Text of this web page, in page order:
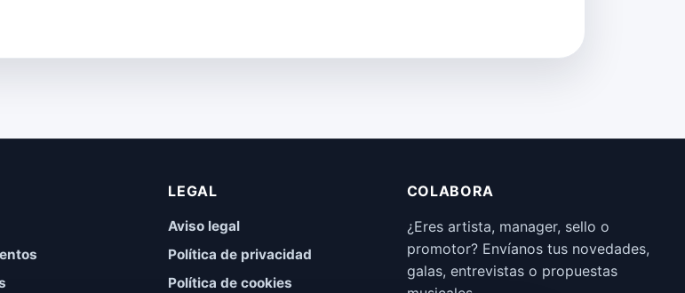
LEGAL
Aviso legal
Política de privacidad
Política de cookies
COLABORA
¿Eres artista, manager, sello o
promotor? Envíanos tus novedades,
galas, entrevistas o propuestas